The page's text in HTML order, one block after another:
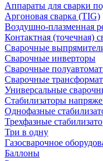
Аппараты для сварки
Аргоновая сварка (TIG)
Воздушно-плазменная
Контактная (точечная)
Сварочные
Сварочные инверторы
Сварочные
Сварочные
Универсальные
Стабилизаторы
Однофазные
Трехфазные
Три в одну
Газосварочное
Баллоны